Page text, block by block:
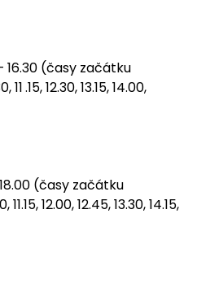
16.30 (časy začátku
11.15, 12.30, 13.15, 14.00,
(časy začátku
12.00, 12.45, 13.30, 14.15,